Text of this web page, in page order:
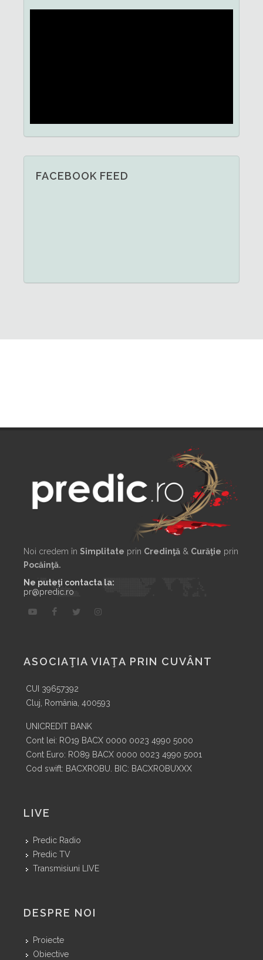
FACEBOOK FEED
Noi credem în Simplitate prin Credinţă & Curăţie prin
Pocăinţă.
Ne puteţi contacta la:
pr@predic.ro
ASOCIAŢIA VIAŢA PRIN CUVÂNT
CUI 39657392
Cluj, România, 400593
UNICREDIT BANK
Cont lei: RO19 BACX 0000 0023 4990 5000
Cont Euro: RO89 BACX 0000 0023 4990 5001
Cod swift: BACXROBU. BIC: BACXROBUXXX
LIVE
Predic Radio
Predic TV
Transmisiuni LIVE
DESPRE NOI
Proiecte
Obiective